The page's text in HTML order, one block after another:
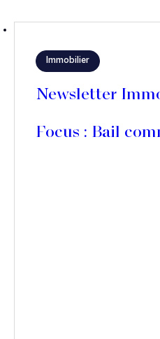
Immobilier
Newsletter
Focus : Bail